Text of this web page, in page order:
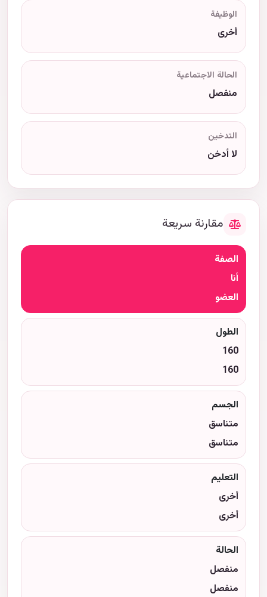
الوظيفة
أخرى
الحالة الاجتماعية
منفصل
التدخين
لا أدخن
مقارنة سريعة
الصفة
أنا
العضو
الطول
160
160
الجسم
متناسق
متناسق
التعليم
أخرى
أخرى
الحالة
منفصل
منفصل